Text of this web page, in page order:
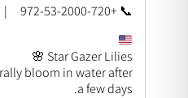
📞 +972-53-2000-720 | 💬 WhatsApp: +972-53-2000-730
Star Gazer Lilies 🌸
bloom in water after
a few days.